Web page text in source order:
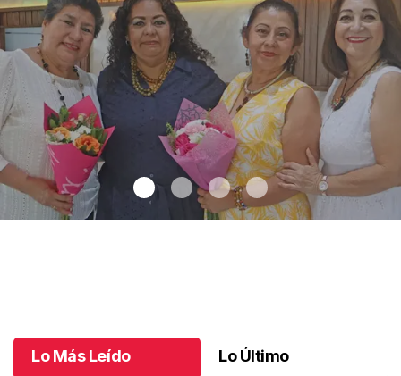
Lo Más Leído Lo Último